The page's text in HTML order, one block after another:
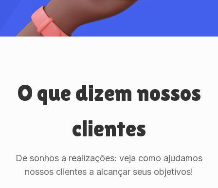
O que dizem nossos
clientes
De sonhos a realizações: veja como ajudamos
nossos clientes a alcançar seus objetivos!